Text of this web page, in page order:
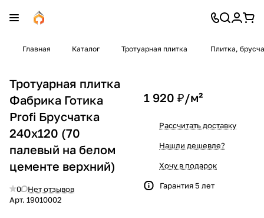
Главная Каталог Тротуарная плитка Плитка,
Тротуарная плитка
Фабрика Готика
Profi Брусчатка
240x120 (70
палевый на белом
цементе верхний)
0
Нет отзывов
Арт. 19010002
1 920 ₽/м²
Рассчитать доставку
Нашли дешевле?
Хочу в подарок
Гарантия 5 лет